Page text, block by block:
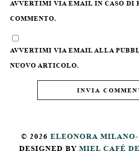
AVVERTIMI VIA EMAIL IN CASO DI
COMMENTO.
AVVERTIMI VIA EMAIL ALLA
NUOVO ARTICOLO.
© 2026 ELEONORA
DESIGNED BY MIEL CAFÉ